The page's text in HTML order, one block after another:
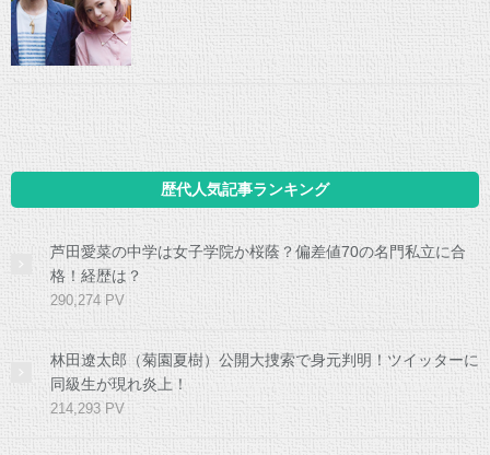
歴代人気記事ランキング
芦田愛菜の中学は女子学院か桜蔭？偏差値70の名門私立に合
格！経歴は？
290,274 PV
林田遼太郎（菊園夏樹）公開大捜索で身元判明！ツイッターに
同級生が現れ炎上！
214,293 PV